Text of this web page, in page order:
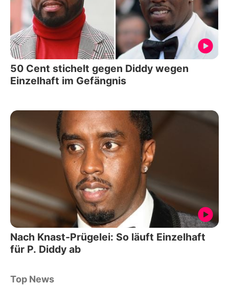
50 Cent stichelt gegen Diddy wegen
Einzelhaft im Gefängnis
Nach Knast-Prügelei: So läuft Einzelhaft
für P. Diddy ab
Top News